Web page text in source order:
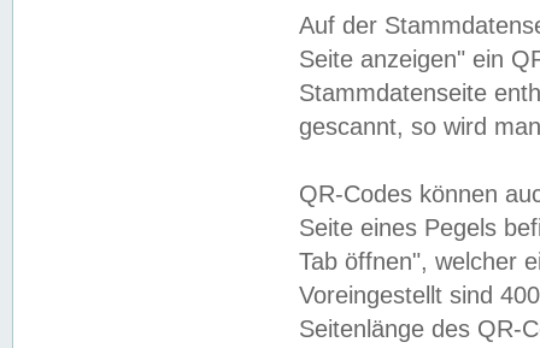
Auf der
Seite anzeigen" ein
Stammdatenseite
gescannt, so wird
QR-Codes können
Seite eines Pegels
Tab öffnen", welcher
Voreingestellt sind
Seitenlänge des QR-